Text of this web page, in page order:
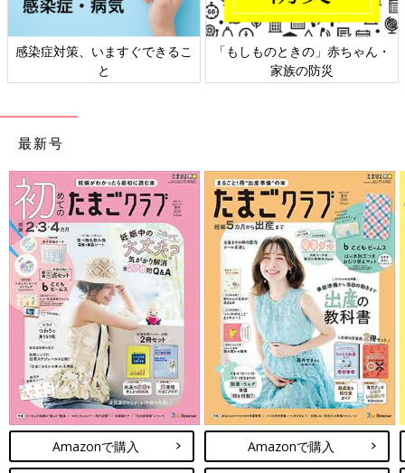
感染症対策、いますぐできるこ
と
「もしものときの」赤ちゃん・
家族の防災
最新号
Amazonで購入 Amazonで購入